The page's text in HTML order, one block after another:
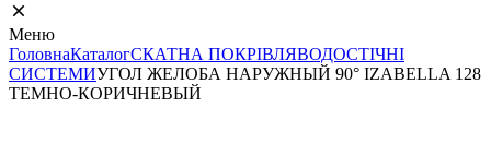
Меню
ГоловнаКаталогСКАТНА ПОКРІВЛЯВОДОСТІЧНІ
СИСТЕМИУГОЛ ЖЕЛОБА НАРУЖНЫЙ 90° IZABELLA 128
ТЕМНО-КОРИЧНЕВЫЙ